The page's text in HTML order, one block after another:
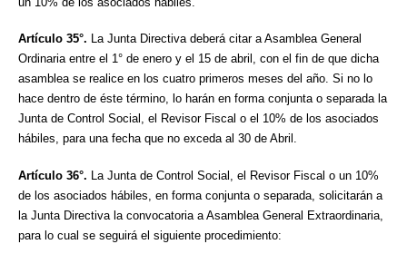
Artículo 35°. La Junta Directiva deberá citar a Asamblea General
Ordinaria entre el 1° de enero y el 15 de abril, con el fin de que dicha
asamblea se realice en los cuatro primeros meses del año. Si no lo
hace dentro de éste término, lo harán en forma conjunta o separada la
Junta de Control Social, el Revisor Fiscal o el 10% de los asociados
hábiles, para una fecha que no exceda al 30 de Abril.
Artículo 36°. La Junta de Control Social, el Revisor Fiscal o un 10%
de los asociados hábiles, en forma conjunta o separada, solicitarán a
la Junta Directiva la convocatoria a Asamblea General Extraordinaria,
para lo cual se seguirá el siguiente procedimiento: